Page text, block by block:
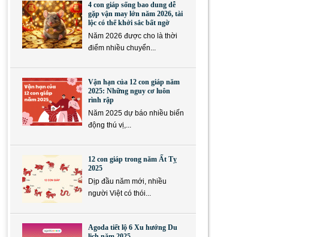
4 con giáp sống bao dung dễ
gặp vận may lớn năm 2026, tài
lộc có thể khởi sắc bất ngờ
Năm 2026 được cho là thời
điểm nhiều chuyển...
Vận hạn của 12 con giáp năm
2025: Những nguy cơ luôn
rình rập
Năm 2025 dự báo nhiều biến
động thú vị,...
12 con giáp trong năm Ất Tỵ
2025
Dịp đầu năm mới, nhiều
người Việt có thói...
Agoda tiết lộ 6 Xu hướng Du